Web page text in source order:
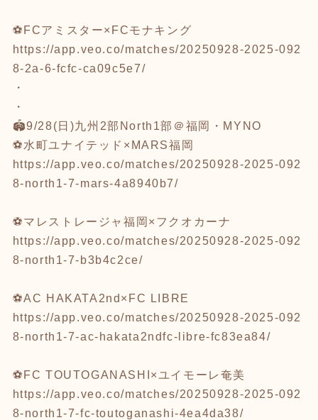
⚽️FCアミスター×FCモナキング
https://app.veo.co/matches/20250928-2025-092
8-2a-6-fcfc-ca09c5e7/
・
・
🏟️9/28(日)九州2部North1部＠福岡・MYNO
⚽️水町ユナイテッド×MARS福岡
https://app.veo.co/matches/20250928-2025-092
8-north1-7-mars-4a8940b7/
⚽️マレストレージャ福岡×フクオカーナ
https://app.veo.co/matches/20250928-2025-092
8-north1-7-b3b4c2ce/
⚽️AC HAKATA2nd×FC LIBRE
https://app.veo.co/matches/20250928-2025-092
8-north1-7-ac-hakata2ndfc-libre-fc83ea84/
⚽️FC TOUTOGANASHI×ユイモーレ奄美
https://app.veo.co/matches/20250928-2025-092
8-north1-7-fc-toutoganashi-4ea4da38/